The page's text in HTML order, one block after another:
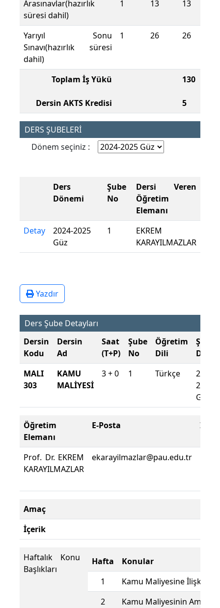
Arasınavlar(hazırlık
süresi dahil)
1 13 13
Yarıyıl Sonu
Sınavı(hazırlık süresi
dahil)
1 26 26
Toplam İş Yükü
Dersin AKTS Kredisi
130
5
DERS ŞUBELERİ
Dönem seçiniz :
Ders
Dönemi
Şube
No
Dersi Veren
Öğretim
Elemanı
Detay
2024-2025
Güz
1
EKREM
KARAYILMAZLAR
Yazdır
Ders Şube Detayları
Dersin
Kodu
Dersin
Ad
Saat
(T+P)
Şube
No
Öğretim
Dili
Şube
MALI
303
KAMU
MALİYESİ
3 + 0 1 Türkçe
2024-
2025
Güz
Öğretim
Elemanı
E-Posta
İç
Prof. Dr. EKREM
KARAYILMAZLAR
ekarayilmazlar@pau.edu.tr
Amaç
İçerik
Haftalık Konu
Başlıkları
Hafta
Konular
1
Kamu Maliyesine İlişkin
2
Kamu Maliyesinin